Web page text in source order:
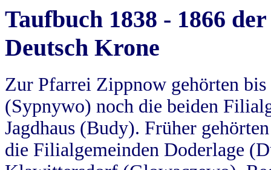
Taufbuch 1838 - 1866
Deutsch Krone
Zur Pfarrei Zippnow gehörten
(Sypnywo) noch die beiden
Jagdhaus (Budy). Früher
die Filialgemeinden Doderlage